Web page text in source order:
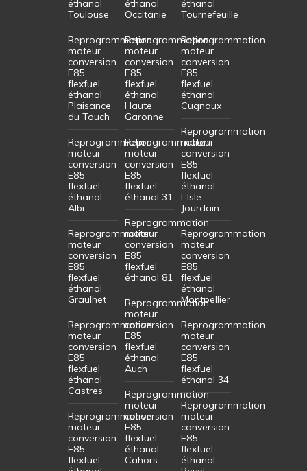
éthanol
Toulouse
Reprogrammation
moteur
conversion
E85
flexfuel
éthanol
Plaisance
du Touch
Reprogrammation
moteur
conversion
E85
flexfuel
éthanol
Albi
Reprogrammation
moteur
conversion
E85
flexfuel
éthanol
Graulhet
Reprogrammation
moteur
conversion
E85
flexfuel
éthanol
Castres
Reprogrammation
moteur
conversion
E85
flexfuel
éthanol
Occitanie
Reprogrammation
moteur
conversion
E85
flexfuel
éthanol
Haute
Garonne
Reprogrammation
moteur
conversion
E85
flexfuel
éthanol 31
Reprogrammation
moteur
conversion
E85
flexfuel
éthanol 81
Reprogrammation
moteur
conversion
E85
flexfuel
éthanol
Auch
Reprogrammation
moteur
conversion
E85
flexfuel
éthanol
Cahors
éthanol
Tournefeuille
Reprogrammation
moteur
conversion
E85
flexfuel
éthanol
Cugnaux
Reprogrammation
moteur
conversion
E85
flexfuel
éthanol
L’Isle
Jourdain
Reprogrammation
moteur
conversion
E85
flexfuel
éthanol
Montpellier
Reprogrammation
moteur
conversion
E85
flexfuel
éthanol 34
Reprogrammation
moteur
conversion
E85
flexfuel
éthanol